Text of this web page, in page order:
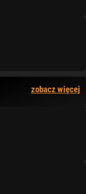
zobacz więcej